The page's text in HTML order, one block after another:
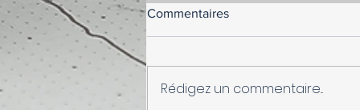
Commentaires
Rédigez un commentaire...